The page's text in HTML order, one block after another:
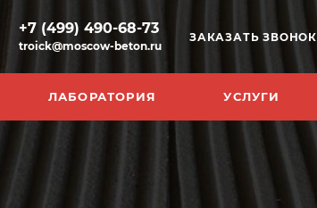
+7 (499) 490-68-73
troick@moscow-beton.ru
ЗАКАЗАТЬ ЗВОНОК
ЛАБОРАТОРИЯ УСЛУГИ